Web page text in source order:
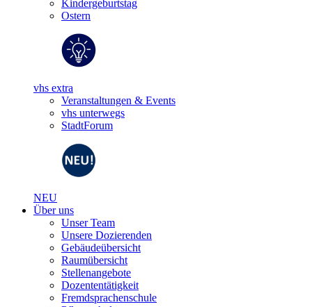
Kindergeburtstag
Ostern
vhs extra
Veranstaltungen & Events
vhs unterwegs
StadtForum
NEU
Über uns
Unser Team
Unsere Dozierenden
Gebäudeübersicht
Raumübersicht
Stellenangebote
Dozententätigkeit
Fremdsprachenschule